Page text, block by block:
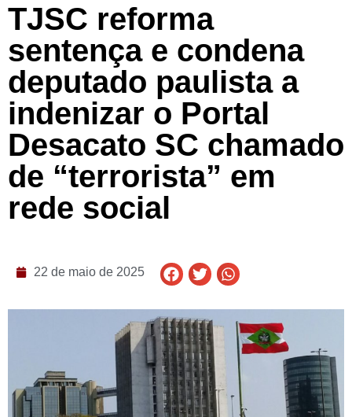
TJSC reforma
sentença e condena
deputado paulista a
indenizar o Portal
Desacato SC chamado
de “terrorista” em
rede social
22 de maio de 2025